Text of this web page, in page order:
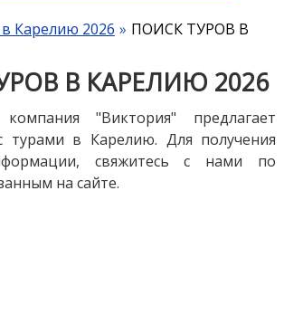
Карелию 2026 ПОИСК ТУРОВ В
В КАРЕЛИЮ 2026
компания "Виктория" предлагает
турами в Карелию. Для получения
свяжитесь с нами по
на сайте.